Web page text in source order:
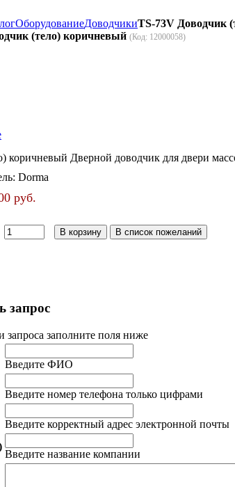
ОборудованиеДоводчикиTS-73V Доводчик
(тело) коричневый (Код: 12000058)
коричневый Дверной доводчик для двери
Dorma
руб.
запрос
запроса заполните поля ниже
Введите ФИО
Введите номер телефона только цифрами
Введите корректный адрес электронной почты
Введите название компании